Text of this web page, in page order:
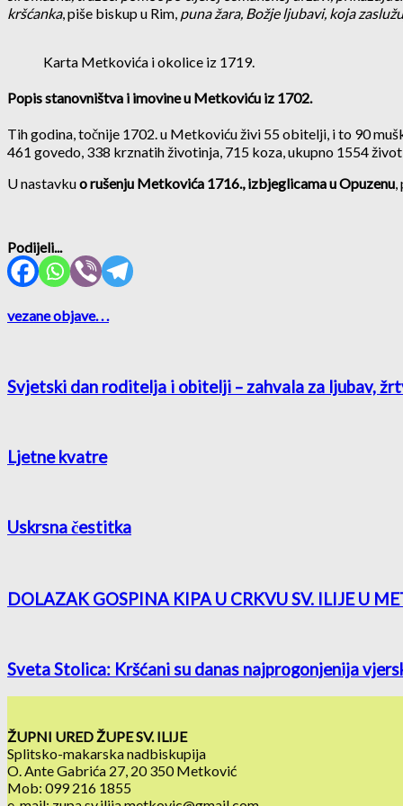
kršćanka, piše biskup u Rim, puna žara, Božje ljubavi, koja
Karta Metkovića i okolice iz 1719.
Popis stanovništva i imovine u Metkoviću iz 1702.
Tih godina, točnije 1702. u Metkoviću živi 55 obitelji, i to 90
461 govedo, 338 krznatih životinja, 715 koza, ukupno 1554
U nastavkuo rušenju Metkovića 1716., izbjeglicama u Opuzenu,
Podijeli...
vezane objave. . .
Svjetski dan roditelja i obitelji – zahvala za ljubav,
Ljetne kvatre
Uskrsna čestitka
DOLAZAK GOSPINA KIPA U CRKVU SV. ILIJE U
Sveta Stolica: Kršćani su danas najprogonjenija
ŽUPNI URED ŽUPE SV. ILIJE
Splitsko-makarska nadbiskupija
O. Ante Gabrića 27, 20 350 Metković
Mob: 099 216 1855